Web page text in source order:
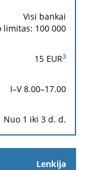
Visi bankai
limitas: 100 000
15 EUR3
I–V 8.00–17.00
Nuo 1 iki 3 d. d.
Lenkija